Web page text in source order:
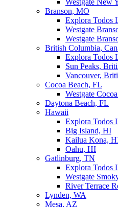
Westgate New
Branson, MO
Explora Todos
Westgate
Westgate
British Columbia,
Explora Todos
Sun Peaks,
Vancouver,
Cocoa Beach, FL
Westgate
Daytona Beach, FL
Hawaii
Explora Todos
Big Island, HI
Kailua Kona,
Oahu, HI
Gatlinburg, TN
Explora Todos
Westgate
River Terrace
Lynden, WA
Mesa, AZ